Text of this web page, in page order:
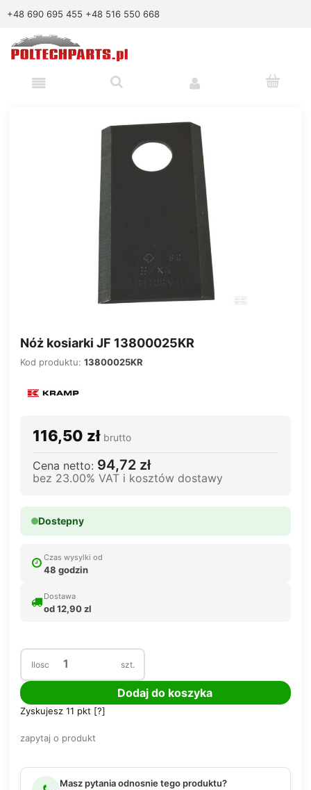
+48 690 695 455 +48 516 550 668
Nóż kosiarki JF 13800025KR
Kod produktu: 13800025KR
116,50 zł brutto
Cena netto: 94,72 zł
bez 23.00% VAT i kosztów dostawy
Dostepny
Czas wysylki od
48 godzin
Dostawa
od 12,90 zl
Ilosc szt.
Dodaj do koszyka
Zyskujesz 11 pkt [?]
zapytaj o produkt
Masz pytania odnosnie tego produktu?